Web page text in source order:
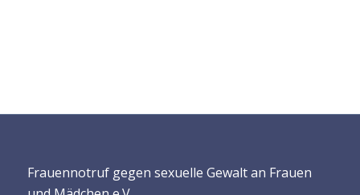
Frauennotruf gegen sexuelle Gewalt an Frauen